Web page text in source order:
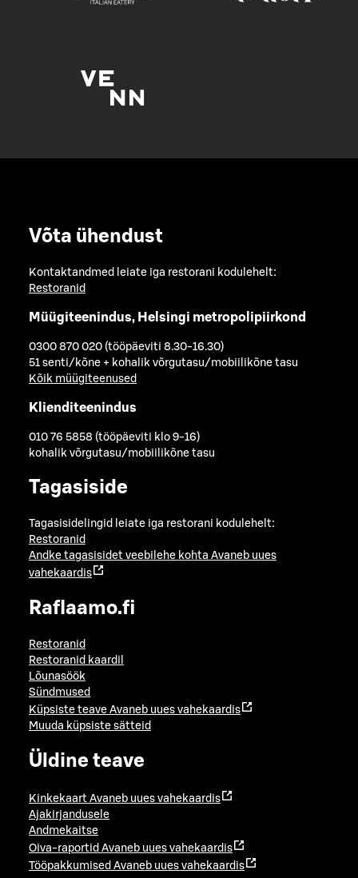
Võta ühendust
Kontaktandmed leiate iga restorani kodulehelt:
Restoranid
Müügiteenindus, Helsingi metropolipiirkond
0300 870 020 (tööpäeviti 8.30-16.30)
51 senti/kõne + kohalik võrgutasu/mobiilikõne tasu
Kõik müügiteenused
Klienditeenindus
010 76 5858 (tööpäeviti klo 9-16)
kohalik võrgutasu/mobiilikõne tasu
Tagasiside
Tagasisidelingid leiate iga restorani kodulehelt:
Restoranid
Andke tagasisidet veebilehe kohta Avaneb uues
vahekaardis
Raflaamo.fi
Restoranid
Restoranid kaardil
Lõunasöök
Sündmused
Küpsiste teave Avaneb uues vahekaardis
Muuda küpsiste sätteid
Üldine teave
Kinkekaart Avaneb uues vahekaardis
Ajakirjandusele
Andmekaitse
Oiva-raportid Avaneb uues vahekaardis
Tööpakkumised Avaneb uues vahekaardis